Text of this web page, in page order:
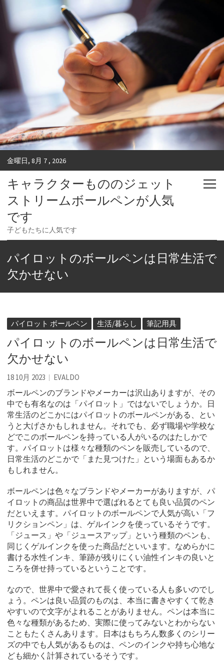
金曜日, 8月 7 , 2026
キャラクターもののジェット
ストリームボールペンが人気
です
子どもたちに人気です
パイロットのボールペンは日常生活で
欠かせない
パイロット ボールペン 生活/暮らし 筆記用具
パイロットのボールペンは日常生活で
欠かせない
18 10月 2023 EVALDO
ボールペンのブランドやメーカーは沢山ありますが、その
中でも有名なのは「パイロット」ではないでしょうか。 日
常生活のどこかにはパイロットのボールペンがある、とい
うと大げさかもしれません。それでも、必ず職場や学校な
どでこのボールペンを持っている人がいるのはたしかで
す。パイロットは様々な種類のペンを販売しているので、
日常生活のどこかで「また見つけた」という場面もあるか
もしれません。
ボールペンは色々なブランドやメーカーがありますが、パ
イロットの商品は世界中で選ばれるとても良い品質のペン
だといえます。パイロットのボールペンで人気が高い「フ
リクションペン」は、ゲルインクを使っているそうです。
「ジュース」や「ジュースアップ」という種類のペンも、
同じくゲルインクを使った商品だといいます。なめらかに
書ける水性インキ、筆跡が残りにくい油性インキの良いと
ころを併せ持っているということです。
なので、世界中で愛されて長く使っている人も多いのでし
ょう。ペンは良い品質のものは、本当に書きやすくて乾き
やすいので文字がよれることがありません。ペンは本当に
色々な種類があるため、実際に使ってみないとわからない
こともたくさんあります。日本はもちろん数多くのシリー
ズの中でも人気があるものは、ペンのインクや持ち心地な
ども細かく計算されているそうです。